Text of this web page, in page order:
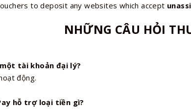
to deposit any websites which accept
NHỮNG CÂU HỎI
tài khoản đại lý?
động.
hỗ trợ loại tiền gì?